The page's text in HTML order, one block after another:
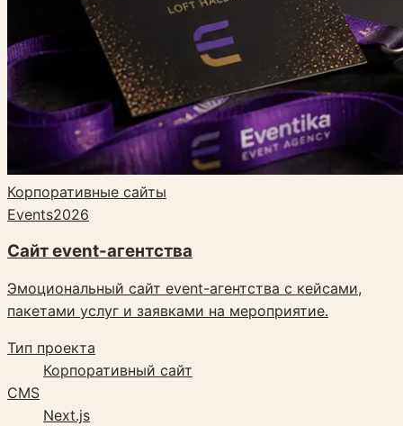
Корпоративные сайты
Events2026
Сайт event-агентства
Эмоциональный сайт event-агентства с кейсами,
пакетами услуг и заявками на мероприятие.
Тип проекта
Корпоративный сайт
CMS
Next.js